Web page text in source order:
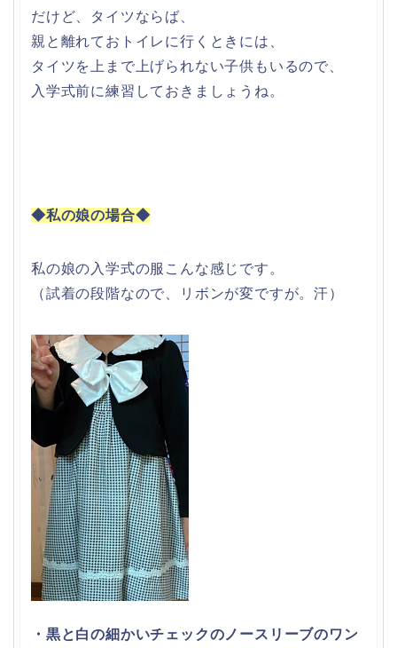
だけど、タイツならば、
親と離れておトイレに行くときには、
タイツを上まで上げられない子供もいるので、
入学式前に練習しておきましょうね。
◆私の娘の場合◆
私の娘の入学式の服こんな感じです。
（試着の段階なので、リボンが変ですが。汗）
・黒と白の細かいチェックのノースリーブのワン